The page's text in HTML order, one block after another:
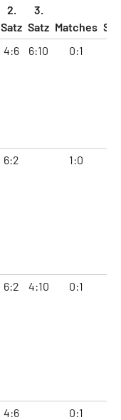
2.
Satz
3.
Satz Matches
4:6 6:10 0:1
6:2 1:0
6:2 4:10 0:1
4:6 0:1